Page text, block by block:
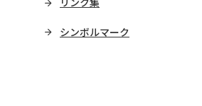
リンク集
シンボルマーク